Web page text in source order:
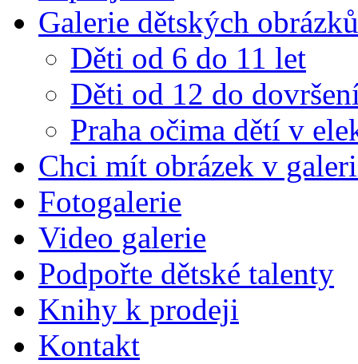
Galerie dětských obrázků
Děti od 6 do 11 let
Děti od 12 do
Praha očima dětí v
Chci mít obrázek v
Fotogalerie
Video galerie
Podpořte dětské talenty
Knihy k prodeji
Kontakt